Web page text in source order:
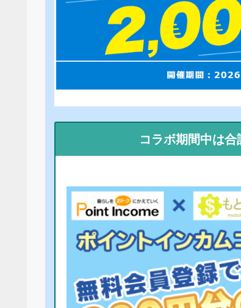
コラボ期間中は